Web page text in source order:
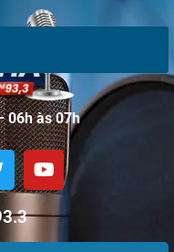
06h às 07h